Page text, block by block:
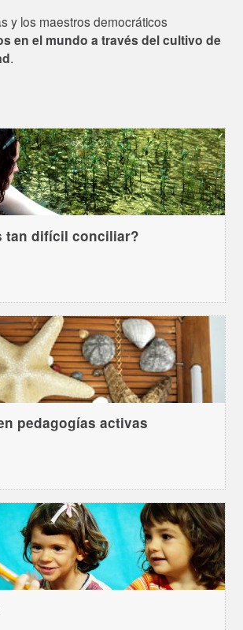
y los maestros democráticos
en el mundo a través del cultivo de
.
tan difícil conciliar?
pedagogías activas